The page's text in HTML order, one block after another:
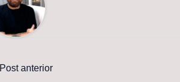
Post anterior